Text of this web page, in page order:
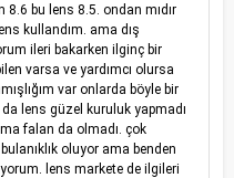
8.6 bu lens 8.5. ondan mıdır
kullandım. ama dış
ileri bakarken ilginç bir
varsa ve yardımcı olursa
var onlarda böyle bir
lens güzel kuruluk yapmadı
falan da olmadı. çok
oluyor ama benden
lens markete de ilgileri